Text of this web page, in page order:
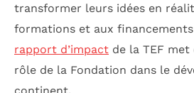
transformer leurs idées en
formations et aux
rapport d’impact de la TEF
rôle de la Fondation dans le
continent.